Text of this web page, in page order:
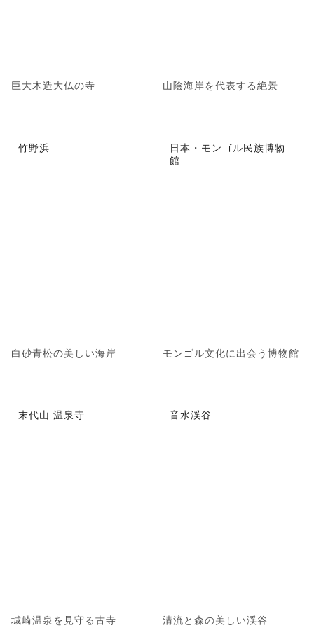
巨大木造大仏の寺 山陰海岸を代表する絶景
竹野浜
白砂青松の美しい海岸
日本・モンゴル民族博物
館
モンゴル文化に出会う博物館
末代山 温泉寺
城崎温泉を見守る古寺
音水渓谷
清流と森の美しい渓谷